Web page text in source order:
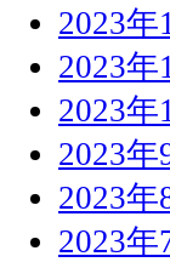
2023年
2023年
2023年
2023年
2023年
2023年